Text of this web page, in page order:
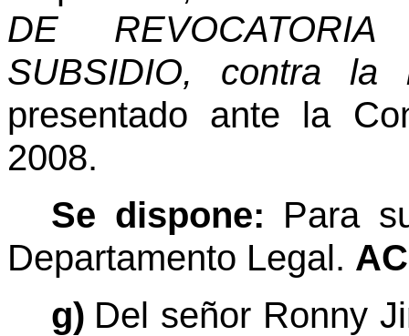
DE
SUBSIDIO, contra la
presentado ante la
2008.
Se dispone: Para
Departamento Legal.
g) Del señor Ronny